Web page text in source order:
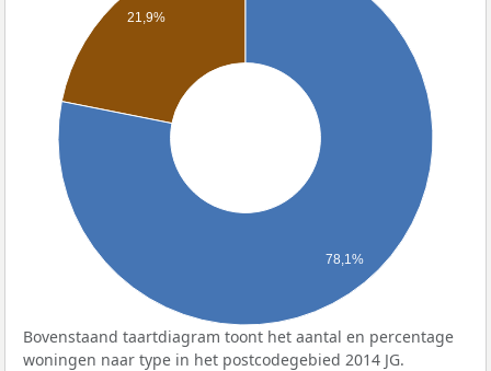
21,9%
78,1%
Bovenstaand taartdiagram toont het aantal en percentage
woningen naar type in het postcodegebied 2014 JG.